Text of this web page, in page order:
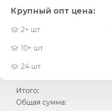
Крупный опт цена:
2+ шт
10+ шт
24 шт
Итого:
Общая сумма: